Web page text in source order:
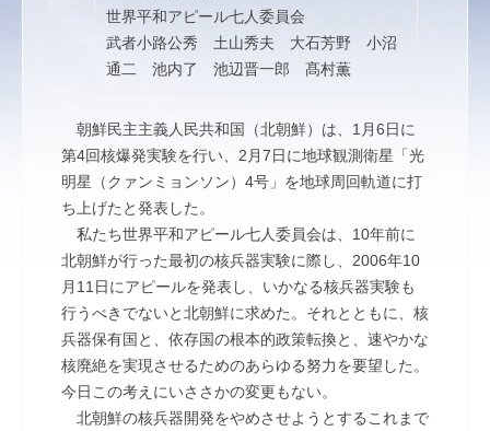
世界平和アピール七人委員会
武者小路公秀 土山秀夫 大石芳野 小沼
通二 池内了 池辺晋一郎 髙村薫
朝鮮民主主義人民共和国（北朝鮮）は、1月6日に
第4回核爆発実験を行い、2月7日に地球観測衛星「光
明星（クァンミョンソン）4号」を地球周回軌道に打
ち上げたと発表した。
私たち世界平和アピール七人委員会は、10年前に
北朝鮮が行った最初の核兵器実験に際し、2006年10
月11日にアピールを発表し、いかなる核兵器実験も
行うべきでないと北朝鮮に求めた。それとともに、核
兵器保有国と、依存国の根本的政策転換と、速やかな
核廃絶を実現させるためのあらゆる努力を要望した。
今日この考えにいささかの変更もない。
北朝鮮の核兵器開発をやめさせようとするこれまで